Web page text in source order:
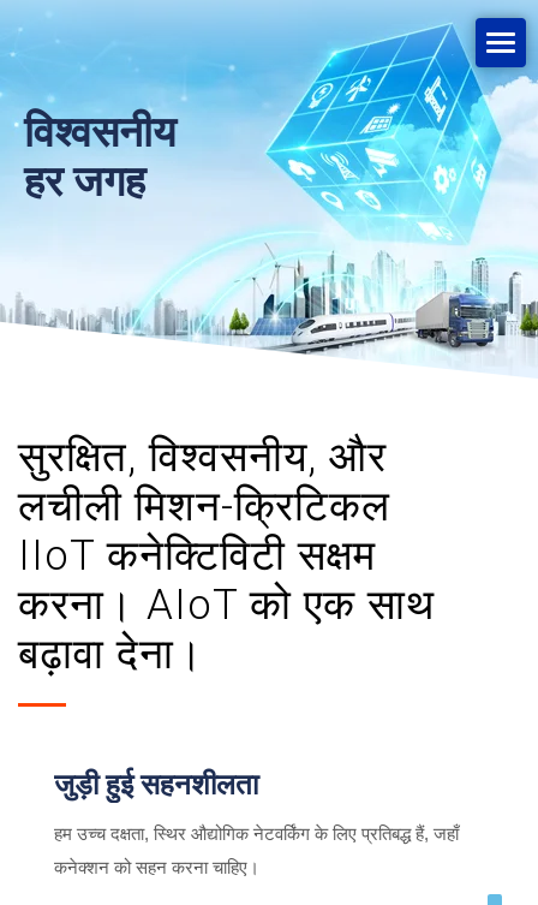
विश्वसनीय
हर जगह
सुरक्षित, विश्वसनीय, और
लचीली मिशन-क्रिटिकल
IIoT कनेक्टिविटी सक्षम
करना। AIoT को एक साथ
बढ़ावा देना।
जुड़ी हुई सहनशीलता
हम उच्च दक्षता, स्थिर औद्योगिक नेटवर्किंग के लिए प्रतिबद्ध हैं, जहाँ
कनेक्शन को सहन करना चाहिए।